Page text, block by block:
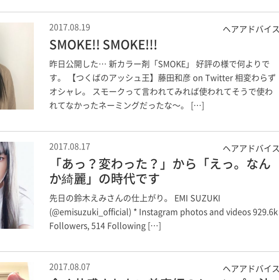
2017.08.19 ヘアアドバイス
SMOKE!! SMOKE!!!
昨日公開した… 新カラー剤「SMOKE」 好評の様で何よりで
す。 【つくばのアッシュ王】藤田和彦 on Twitter 相変わらず
オシャレ。 スモークって言われてみれば使われてそうで使わ
れてなかったネーミングだったな〜。 […]
2017.08.17 ヘアアドバイス
「あっ？変わった？」から「えっ。なん
か綺麗」の時代です
先日の鈴木えみさんの仕上がり。 EMI SUZUKI
(@emisuzuki_official) * Instagram photos and videos 929.6k
Followers, 514 Following […]
2017.08.07 ヘアアドバイス